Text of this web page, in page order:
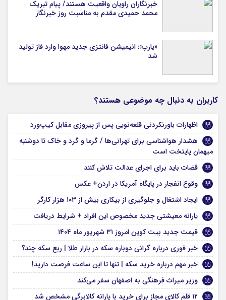
خبرنگاران راویان واقعیت هستند/ پیام تبریک
محمد حمیدی مقدم به مناسبت روز خبرنگار
«یارپ»؛ انیمیشن فانتزی جدید مهوا وارد فاز تولید
شد
کاربران به دنبال چه موضوعی هستند؟
اظهارات باورنکردنی قلعه‌نویی پس از پیروزی مقابل کیپ‌ورد
هشدار هواشناسی برای تهرانی‌ها / گرما و گرد و خاک تا دوشنبه
میهمان پایتخت است
قضات باید برای اجرای عدالت تلاش کنند
وقوع انفجار در پایگاه آمریکا در اردن+ عکس
ایجاد اشتغال و جلوگیری از بیکاری بیش از ۱۰۳ هزار کارگر
یارانه معیشتی جدید مخصوص این افراد + شرایط دریافت
قیمت جدید بیت کوین امروز ۳۱ شهریور ماه ۱۴۰۴
خبر فوری درباره گرانی دوباره سکه در بازار طلا | ربع سکه چند؟
خبر مهم درباره خرید سکه | تنها تا این ساعت فرصت دارید!
وزیر میراث فرهنگی به اصفهان سفر می‌کند
۱۲ قلم کالای مجاز برای خرید با یارانه کالابرگی مشخص شد